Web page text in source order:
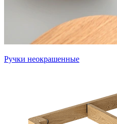
Ручки неокрашенные